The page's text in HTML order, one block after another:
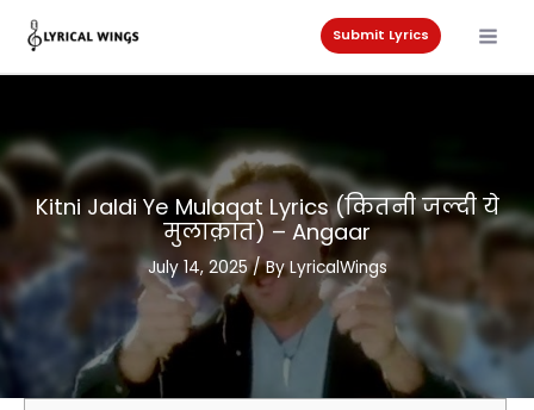
Submit Lyrics
Kitni Jaldi Ye Mulaqat Lyrics (कितनी जल्दी ये
मुलाक़ात) – Angaar
July 14, 2025/ ByLyricalWings